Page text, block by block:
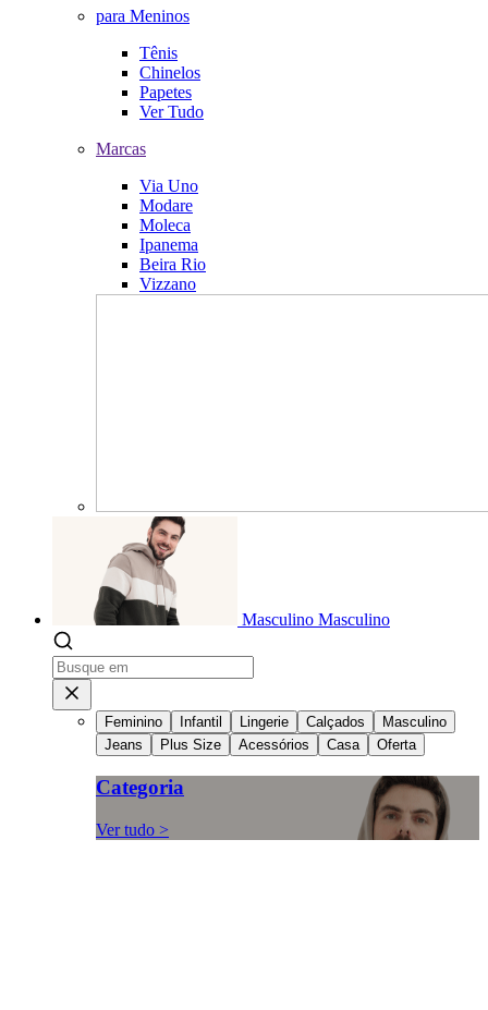
para Meninos
Tênis
Chinelos
Papetes
Ver Tudo
Marcas
Via Uno
Modare
Moleca
Ipanema
Beira Rio
Vizzano
Masculino Masculino
Feminino Infantil Lingerie Calçados
Masculino
Jeans
Plus Size Acessórios Casa Oferta
Categoria
Ver tudo >